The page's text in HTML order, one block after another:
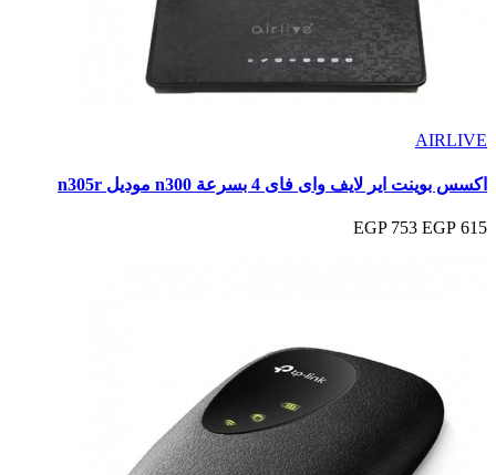
AIRLIVE
اكسس بوينت اير لايف واى فاى 4 بسرعة n300 موديل n305r
615 EGP
753 EGP